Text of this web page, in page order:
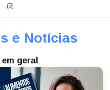
e Notícias
geral